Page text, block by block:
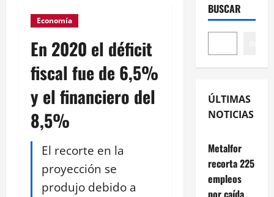
Economía
En 2020 el déficit
fiscal fue de 6,5%
y el financiero del
8,5%
El recorte en la
proyección se
produjo debido a
BUSCAR
ÚLTIMAS
NOTICIAS
Metalfor
recorta 225
empleos
por caída